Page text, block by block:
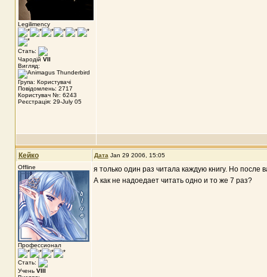
Legilimency
Стать:
Чародій VII
Вигляд:
Група: Користувачі
Повідомлень: 2717
Користувач №: 6243
Реєстрація: 29-July 05
Кейко Дата Jan 29 2006, 15:05
Offline
Профессионал
Стать:
Учень VIII
я только один раз читала каждую книгу. Но после
А как не надоедает читать одно и то же 7 раз?